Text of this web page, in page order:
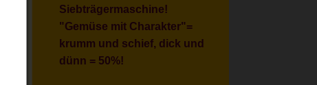
Siebträgermaschine!
"Gemüse mit Charakter"=
krumm und schief, dick und
dünn = 50%!